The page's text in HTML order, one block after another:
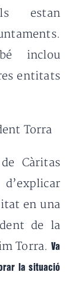
estan
inclou
entitats
Torra
Càritas
en una
de la
Torra. Va
la situació